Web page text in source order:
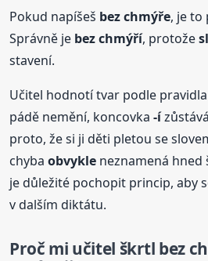
Pokud napíšeš bez chmýře, je to
Správně je bez chmýří, protože
stavení.
Učitel hodnotí tvar podle
pádě nemění, koncovka-í
proto, že si ji děti pletou se
chybaobvykle neznamená
je důležité pochopit princip, aby
v dalším diktátu.
Proč mi učitel škrtl bez